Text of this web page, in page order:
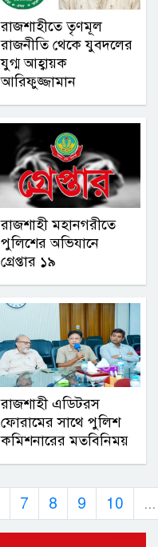
রাজশাহীতে তৃণমূল
রাজনীতি থেকে যুবদলের
যুগ্ম আহ্বায়ক
আরিফুজ্জামান
রাজশাহী মহানগরীতে
পুলিশের অভিযানে
গ্রেপ্তার ১৯
রাজশাহী এডিটরস
ফোরামের সাথে পুলিশ
কমিশনারের মতবিনিময়
7 8 9 10 ...